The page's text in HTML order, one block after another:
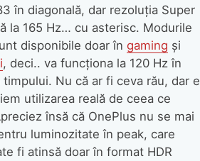
în diagonală, dar rezoluția Super
la 165 Hz… cu asterisc. Modurile
disponibile doar în gaming și
, deci.. va funcționa la 120 Hz în
Nu că ar fi ceva rău, dar e
utilizarea reală de ceea ce
însă că OnePlus nu se mai
luminozitate în peak, care
fi atinsă doar în format HDR